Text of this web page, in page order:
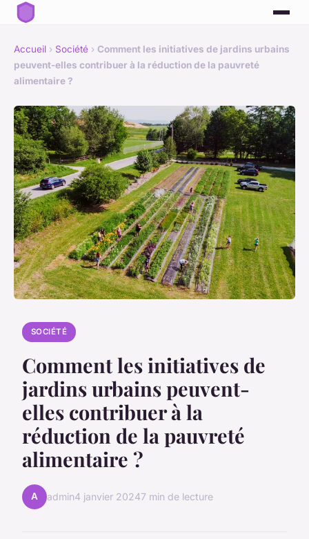
Accueil › Société › Comment les initiatives de jardins urbains
peuvent-elles contribuer à la réduction de la pauvreté
alimentaire ?
SOCIÉTÉ
Comment les initiatives de
jardins urbains peuvent-
elles contribuer à la
réduction de la pauvreté
alimentaire ?
A admin4 janvier 20247 min de lecture